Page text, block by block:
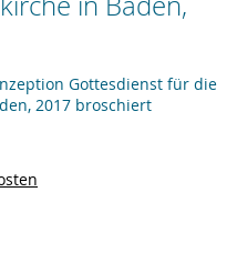
Gottesdienst für die
2017 broschiert